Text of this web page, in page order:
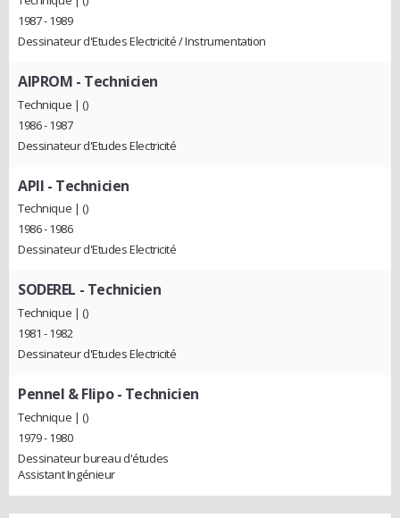
1987 - 1989
Dessinateur d'Etudes Electricité / Instrumentation
AIPROM - Technicien
Technique | ()
1986 - 1987
Dessinateur d'Etudes Electricité
APII - Technicien
Technique | ()
1986 - 1986
Dessinateur d'Etudes Electricité
SODEREL - Technicien
Technique | ()
1981 - 1982
Dessinateur d'Etudes Electricité
Pennel & Flipo- Technicien
Technique | ()
1979 - 1980
Dessinateur bureau d'études
Assistant Ingénieur